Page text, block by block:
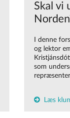
Skal vi
I denne
og lektor
som
Læs